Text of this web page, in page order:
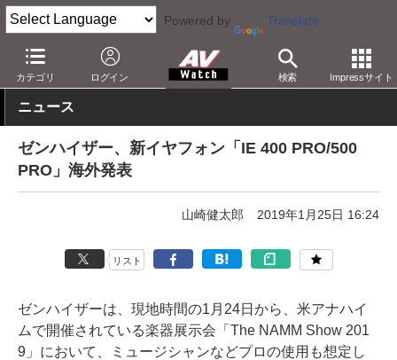
Powered by Translate
カテゴリ ログイン 検索 Impressサイト
AV Watch 製品 ヘッドフォン ゼンハイザー
ニュース
ゼンハイザー、新イヤフォン「IE 400 PRO/500
PRO」海外発表
山崎健太郎 2019年1月25日 16:24
リスト
ゼンハイザーは、現地時間の1月24日から、米アナハイ
ムで開催されている楽器展示会「The NAMM Show 201
9」において、ミュージシャンなどプロの使用も想定し